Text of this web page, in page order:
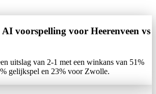
voorspelling voor Heerenveen vs
uitslag van 2-1 met een winkans van 51%
gelijkspel en 23% voor Zwolle.